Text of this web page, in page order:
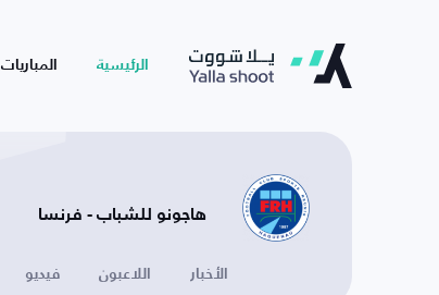
الرئيسية المباريات
هاجونو للشباب - فرنسا
الأخبار اللاعبون فيديو